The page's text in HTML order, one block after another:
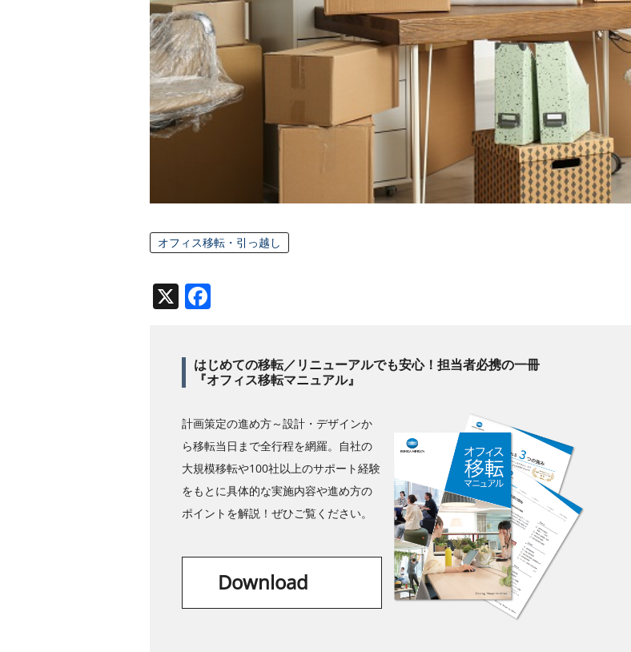
オフィス移転・引っ越し
X
はじめての移転／リニューアルでも安心！担当者必携の一冊
『オフィス移転マニュアル』
計画策定の進め方～設計・デザインか
ら移転当日まで全行程を網羅。自社の
大規模移転や100社以上のサポート経験
をもとに具体的な実施内容や進め方の
ポイントを解説！ぜひご覧ください。
Download